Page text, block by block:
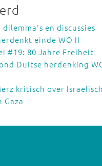
dilemma's en discussies
einde WO II
#19: 80 Jahre Freiheit
Duitse herdenking
kritisch over Israëlisch